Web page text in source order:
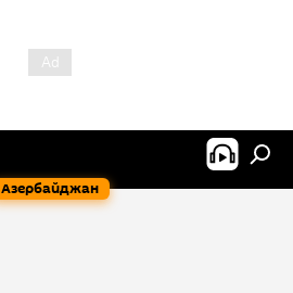
Азербайджан